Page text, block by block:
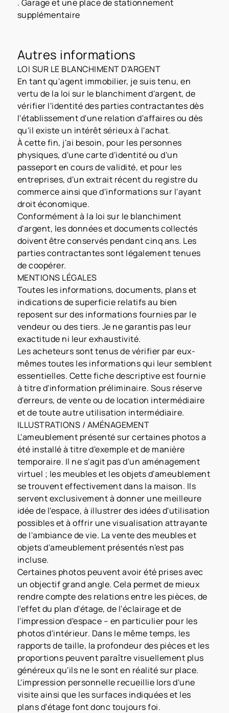
. Garage et une place de stationnement
supplémentaire
Autres informations
LOI SUR LE BLANCHIMENT D'ARGENT
En tant qu'agent immobilier, je suis tenu, en
vertu de la loi sur le blanchiment d'argent, de
vérifier l'identité des parties contractantes dès
l'établissement d'une relation d'affaires ou dès
qu'il existe un intérêt sérieux à l'achat.
À cette fin, j'ai besoin, pour les personnes
physiques, d'une carte d'identité ou d'un
passeport en cours de validité, et pour les
entreprises, d'un extrait récent du registre du
commerce ainsi que d'informations sur l'ayant
droit économique.
Conformément à la loi sur le blanchiment
d'argent, les données et documents collectés
doivent être conservés pendant cinq ans. Les
parties contractantes sont légalement tenues
de coopérer.
MENTIONS LÉGALES
Toutes les informations, documents, plans et
indications de superficie relatifs au bien
reposent sur des informations fournies par le
vendeur ou des tiers. Je ne garantis pas leur
exactitude ni leur exhaustivité.
Les acheteurs sont tenus de vérifier par eux-
mêmes toutes les informations qui leur semblent
essentielles. Cette fiche descriptive est fournie
à titre d'information préliminaire. Sous réserve
d'erreurs, de vente ou de location intermédiaire
et de toute autre utilisation intermédiaire.
ILLUSTRATIONS / AMÉNAGEMENT
L'ameublement présenté sur certaines photos a
été installé à titre d'exemple et de manière
temporaire. Il ne s'agit pas d'un aménagement
virtuel ; les meubles et les objets d'ameublement
se trouvent effectivement dans la maison. Ils
servent exclusivement à donner une meilleure
idée de l'espace, à illustrer des idées d'utilisation
possibles et à offrir une visualisation attrayante
de l'ambiance de vie. La vente des meubles et
objets d'ameublement présentés n'est pas
incluse.
Certaines photos peuvent avoir été prises avec
un objectif grand angle. Cela permet de mieux
rendre compte des relations entre les pièces, de
l'effet du plan d'étage, de l'éclairage et de
l'impression d'espace – en particulier pour les
photos d'intérieur. Dans le même temps, les
rapports de taille, la profondeur des pièces et les
proportions peuvent paraître visuellement plus
généreux qu'ils ne le sont en réalité sur place.
L'impression personnelle recueillie lors d'une
visite ainsi que les surfaces indiquées et les
plans d'étage font donc toujours foi.